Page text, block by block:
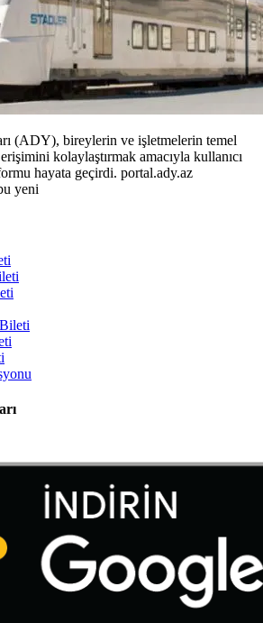
(ADY), bireylerin ve işletmelerin temel
kolaylaştırmak amacıyla kullanıcı
hayata geçirdi. portal.ady.az
yeni